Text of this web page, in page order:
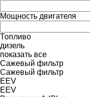
Мощность двигателя
Топливо
дизель
показать все
Сажевый фильтр
Сажевый фильтр
EEV
EEV